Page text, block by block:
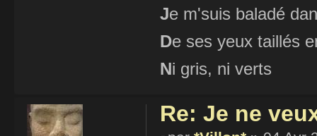
Je m'suis baladé
De ses yeux taillés
Ni gris, ni verts
Re: Je ne